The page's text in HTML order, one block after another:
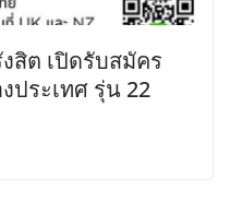
สิต เปิดรับสมัคร
ประเทศ รุ่น 22